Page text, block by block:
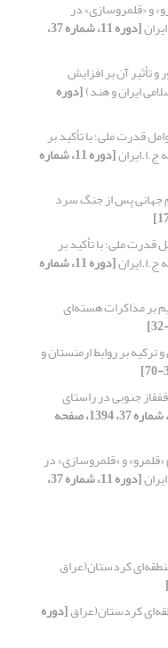
و «قلمروسازی» در
[دوره 11، شماره 37،
تأثیر آن بر افزایش
ایران و هند)[دوره
قدرت ملی؛ با تأکید بر
ج.ا.ایران [دوره 11، شماره
جهانی پس از جنگ سرد
قدرت ملی؛ با تأکید بر
ج.ا.ایران [دوره 11، شماره
بر مذاکرات هسته‌ای
ترکیه بر روابط ارمنستان و
جنوبی در راستای
[دوره 11، شماره 37، 1394، صفحه
و «قلمروسازی» در
[دوره 11، شماره 37،
کردستان(عراق
کردستان(عراق[دوره